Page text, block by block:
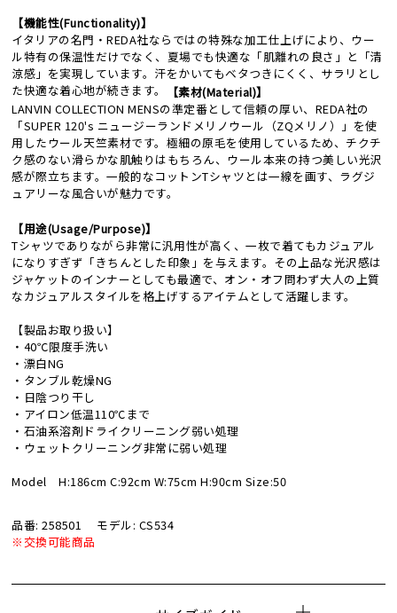
【機能性(Functionality)】
イタリアの名門・REDA社ならではの特殊な加工仕上げにより、ウー
ル特有の保温性だけでなく、夏場でも快適な「肌離れの良さ」と「清
涼感」を実現しています。汗をかいてもベタつきにくく、サラリとし
た快適な着心地が続きます。
【素材(Material)】
LANVIN COLLECTION MENSの準定番として信頼の厚い、REDA社の
「SUPER 120's ニュージーランドメリノウール（ZQメリノ）」を使
用したウール天竺素材です。極細の原毛を使用しているため、チクチ
ク感のない滑らかな肌触りはもちろん、ウール本来の持つ美しい光沢
感が際立ちます。一般的なコットンTシャツとは一線を画す、ラグジ
ュアリーな風合いが魅力です。
【用途(Usage/Purpose)】
Tシャツでありながら非常に汎用性が高く、一枚で着てもカジュアル
になりすぎず「きちんとした印象」を与えます。その上品な光沢感は
ジャケットのインナーとしても最適で、オン・オフ問わず大人の上質
なカジュアルスタイルを格上げするアイテムとして活躍します。
【製品お取り扱い】
・40℃限度手洗い
・漂白NG
・タンブル乾燥NG
・日陰つり干し
・アイロン低温110℃まで
・石油系溶剤ドライクリーニング弱い処理
・ウェットクリーニング非常に弱い処理
Model H:186cm C:92cm W:75cm H:90cm Size:50
品番: 258501
モデル: CS534
※交換可能商品